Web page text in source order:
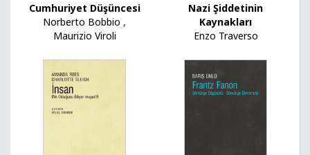
Cumhuriyet Düşüncesi
Norberto Bobbio ,
Maurizio Viroli
Nazi Şiddetinin
Kaynakları
Enzo Traverso